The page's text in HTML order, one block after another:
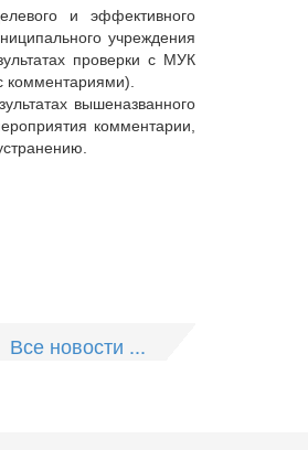
и эффективного
учреждения
проверки с МУК
комментариями).
вышеназванного
комментарии,
Все новости ...